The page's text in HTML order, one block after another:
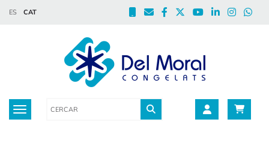
ES CAT
Toggle navigation